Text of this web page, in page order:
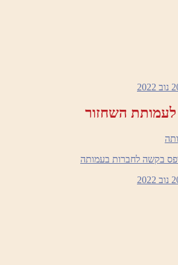
נוב 2022
השחזור
בקשה לחברות בעמותה
נוב 2022